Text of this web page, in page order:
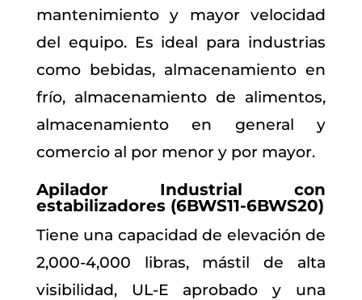
mantenimiento y mayor velocidad
del equipo. Es ideal para industrias
como bebidas, almacenamiento en
frío, almacenamiento de alimentos,
almacenamiento en general y
comercio al por menor y por mayor.
Apilador Industrial con
estabilizadores (6BWS11-6BWS20)
Tiene una capacidad de elevación de
2,000-4,000 libras, mástil de alta
visibilidad, UL-E aprobado y una